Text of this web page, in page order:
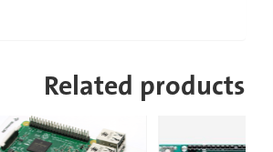
Related products